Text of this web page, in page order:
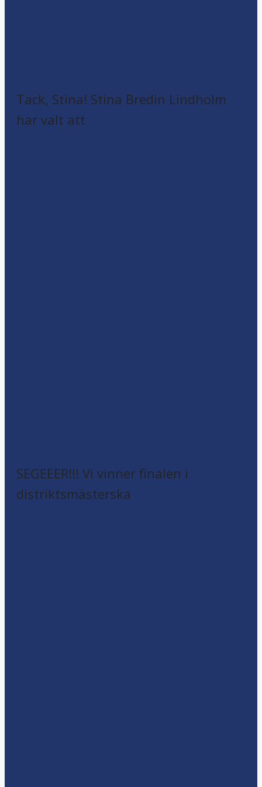
Tack, Stina! Stina Bredin Lindholm
har valt att
SEGEEER!!! Vi vinner finalen i
distriktsmästerska